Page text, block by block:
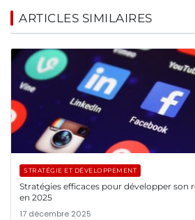
ARTICLES SIMILAIRES
STRATÉGIE ET DÉVELOPPEMENT
Stratégies efficaces pour développer son
en 2025
17 décembre 2025